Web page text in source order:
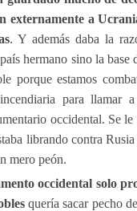
externamente a
. Y además daba la
hermano sino la
porque estamos
para
occidental. Se
librando contra
mero peón.
occidental solo
quería sacar pecho